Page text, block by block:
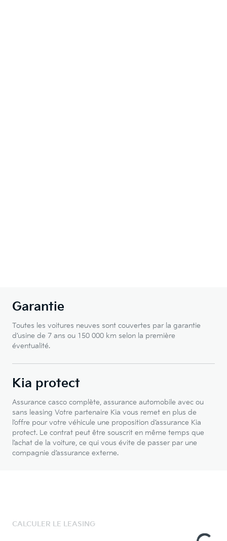
Garantie
Toutes les voitures neuves sont couvertes par la garantie
d’usine de 7 ans ou 150 000 km selon la première
éventualité.
Kia protect
Assurance casco complète, assurance automobile avec ou
sans leasing Votre partenaire Kia vous remet en plus de
l’offre pour votre véhicule une proposition d’assurance Kia
protect. Le contrat peut être souscrit en même temps que
l’achat de la voiture, ce qui vous évite de passer par une
compagnie d’assurance externe.
CALCULER LE LEASING